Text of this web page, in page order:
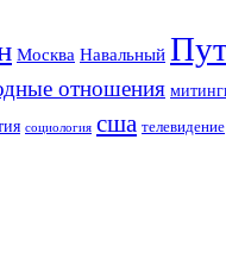
Москва Навальный
отношения
социология сша телевидение